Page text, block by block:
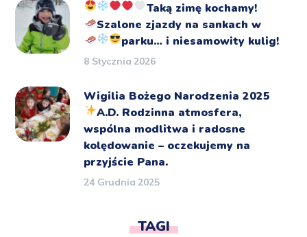
Taką zimę kochamy!
Szalone zjazdy na sankach w
parku… i niesamowity kulig!
8 Stycznia 2026
Wigilia Bożego Narodzenia 2025
A.D. Rodzinna atmosfera,
wspólna modlitwa i radosne
kolędowanie – oczekujemy na
przyjście Pana.
24 Grudnia 2025
TAGI